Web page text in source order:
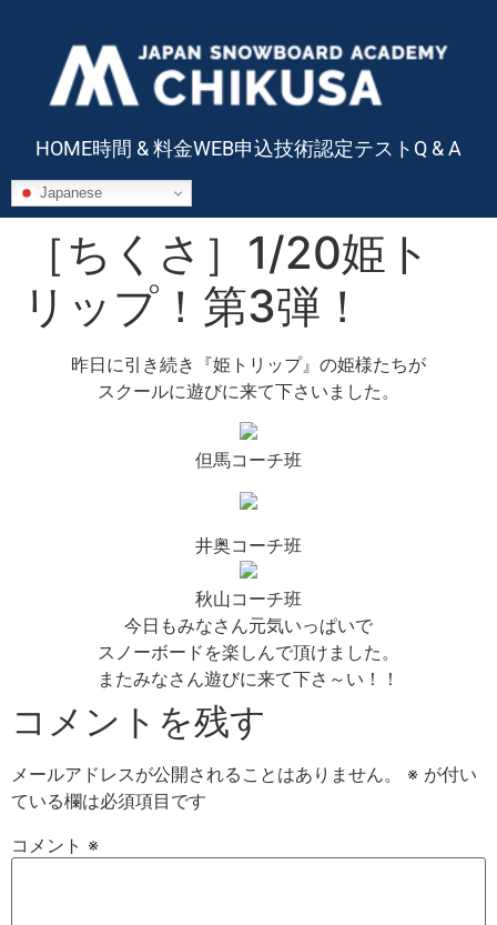
HOME時間 & 料金WEB申込技術認定テスト Q & A
Japanese
［ちくさ］1/20姫ト
リップ！第3弾！
昨日に引き続き『姫トリップ』の姫様たちが
スクールに遊びに来て下さいました。
但馬コーチ班
井奥コーチ班
秋山コーチ班
今日もみなさん元気いっぱいで
スノーボードを楽しんで頂けました。
またみなさん遊びに来て下さ～い！！
コメントを残す
メールアドレスが公開されることはありません。 ※ が付い
ている欄は必須項目です
コメント ※